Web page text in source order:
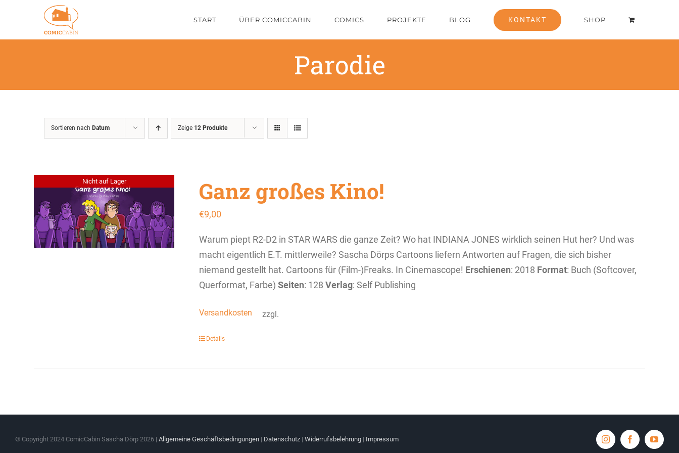
springen
START ÜBER COMICCABIN COMICS PROJEKTE BLOG KONTAKT SHOP
Parodie
Sortieren nach Datum Zeige 12 Produkte
Nicht auf Lager Ganz großes Kino!
€9,00
Warum piept R2-D2 in STAR WARS die ganze Zeit? Wo hat INDIANA JONES wirklich seinen Hut her? Und was
macht eigentlich E.T. mittlerweile? Sascha Dörps Cartoons liefern Antworten auf Fragen, die sich bisher
niemand gestellt hat. Cartoons für (Film-)Freaks. In Cinemascope! Erschienen: 2018 Format: Buch (Softcover,
Querformat, Farbe) Seiten: 128 Verlag: Self Publishing
zzgl.
Versandkosten
Details
© Copyright 2024 ComicCabin Sascha Dörp 2026 | Allgemeine Geschäftsbedingungen | Datenschutz | Widerrufsbelehrung | Impressum InstagramFacebook